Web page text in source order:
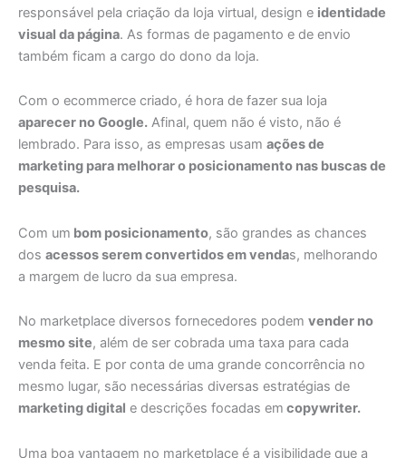
responsável pela criação da loja virtual, design e identidade
visual da página. As formas de pagamento e de envio
também ficam a cargo do dono da loja.
Com o ecommerce criado, é hora de fazer sua loja
aparecer no Google. Afinal, quem não é visto, não é
lembrado. Para isso, as empresas usam ações de
marketing para melhorar o posicionamento nas buscas de
pesquisa.
Com um bom posicionamento, são grandes as chances
dos acessos serem convertidos em vendas, melhorando
a margem de lucro da sua empresa.
No marketplace diversos fornecedores podem vender no
mesmo site, além de ser cobrada uma taxa para cada
venda feita. E por conta de uma grande concorrência no
mesmo lugar, são necessárias diversas estratégias de
marketing digital e descrições focadas em copywriter.
Uma boa vantagem no marketplace é a visibilidade que a